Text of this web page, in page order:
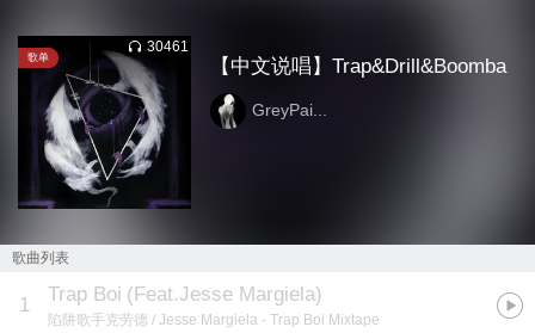
歌单
30461
【中文说唱】Trap&Drill&Boomba
GreyPai...
歌曲列表
1 Trap Boi (Feat.Jesse Margiela)
陷阱歌手克劳德 / Jesse Margiela - Trap Boi Mixtape